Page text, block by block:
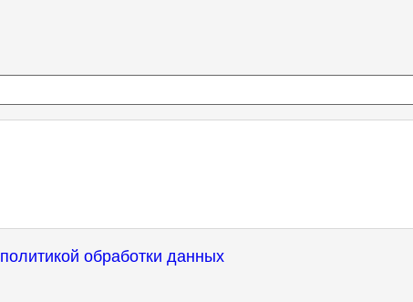
политикой обработки данных